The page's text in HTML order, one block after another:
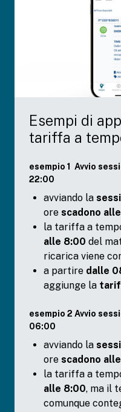
Esempi di
tariffa a
esempio 1 Avvio
22:00
avviando la
ore scadono
la tariffa a
alle 8:00 del
ricarica viene
a partire dalle
aggiunge la
esempio 2 Avvio
06:00
avviando la
ore scadono
la tariffa a
alle 8:00, ma il
comunque